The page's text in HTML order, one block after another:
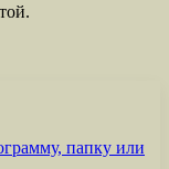
папку или